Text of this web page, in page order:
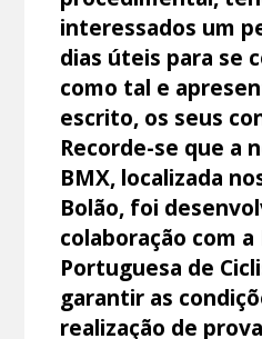
interessados um
dias úteis para se
como tal e
escrito, os seus
Recorde-se que a
BMX, localizada
Bolão, foi
colaboração com a
Portuguesa de
garantir as
realização de